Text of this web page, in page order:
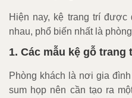
Hiện nay, kệ trang trí
nhau, phổ biến nhất là
1. Các mẫu kệ gỗ trang
Phòng khách là nơi gia
sum họp nên cần tạo ra